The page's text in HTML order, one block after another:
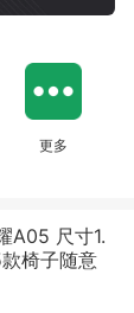
更多
A05 尺寸1.
椅子随意